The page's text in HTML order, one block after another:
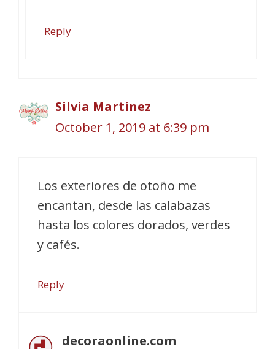
Reply
Silvia Martinez
October 1, 2019 at 6:39 pm
Los exteriores de otoño me
encantan, desde las calabazas
hasta los colores dorados, verdes
y cafés.
Reply
decoraonline.com